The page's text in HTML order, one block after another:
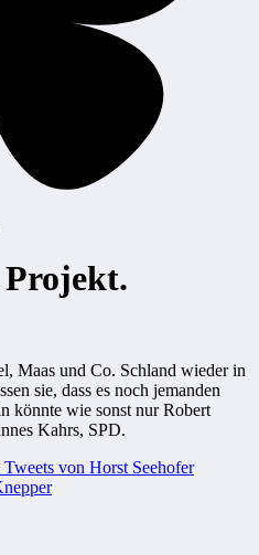
Maas und Co. Schland wieder in
sie, dass es noch jemanden
könnte wie sonst nur Robert
Kahrs, SPD.
von Horst Seehofer